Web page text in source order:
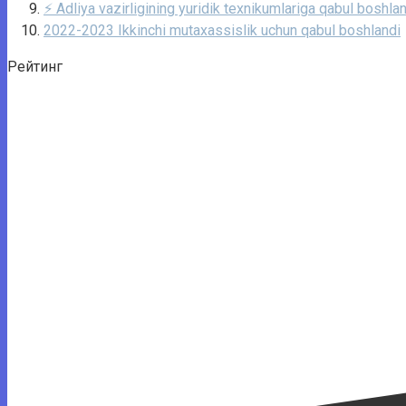
⚡️ Adliya vazirligining yuridik texnikumlariga qabul
2022-2023 Ikkinchi mutaxassislik uchun qabul boshlandi
Рейтинг